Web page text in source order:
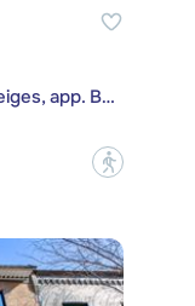
3980, Chemin de la Côte-des-Neiges, app. B96
?